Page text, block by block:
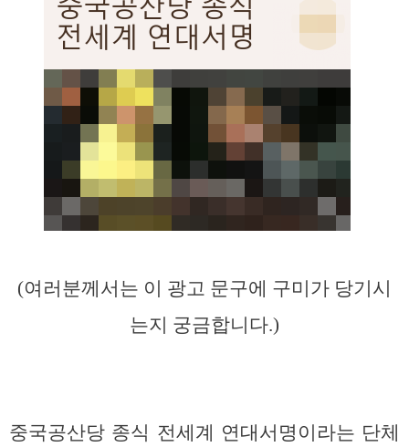
(여러분께서는 이 광고 문구에 구미가 당기시
는지 궁금합니다.)
중국공산당 종식 전세계 연대서명이라는 단체